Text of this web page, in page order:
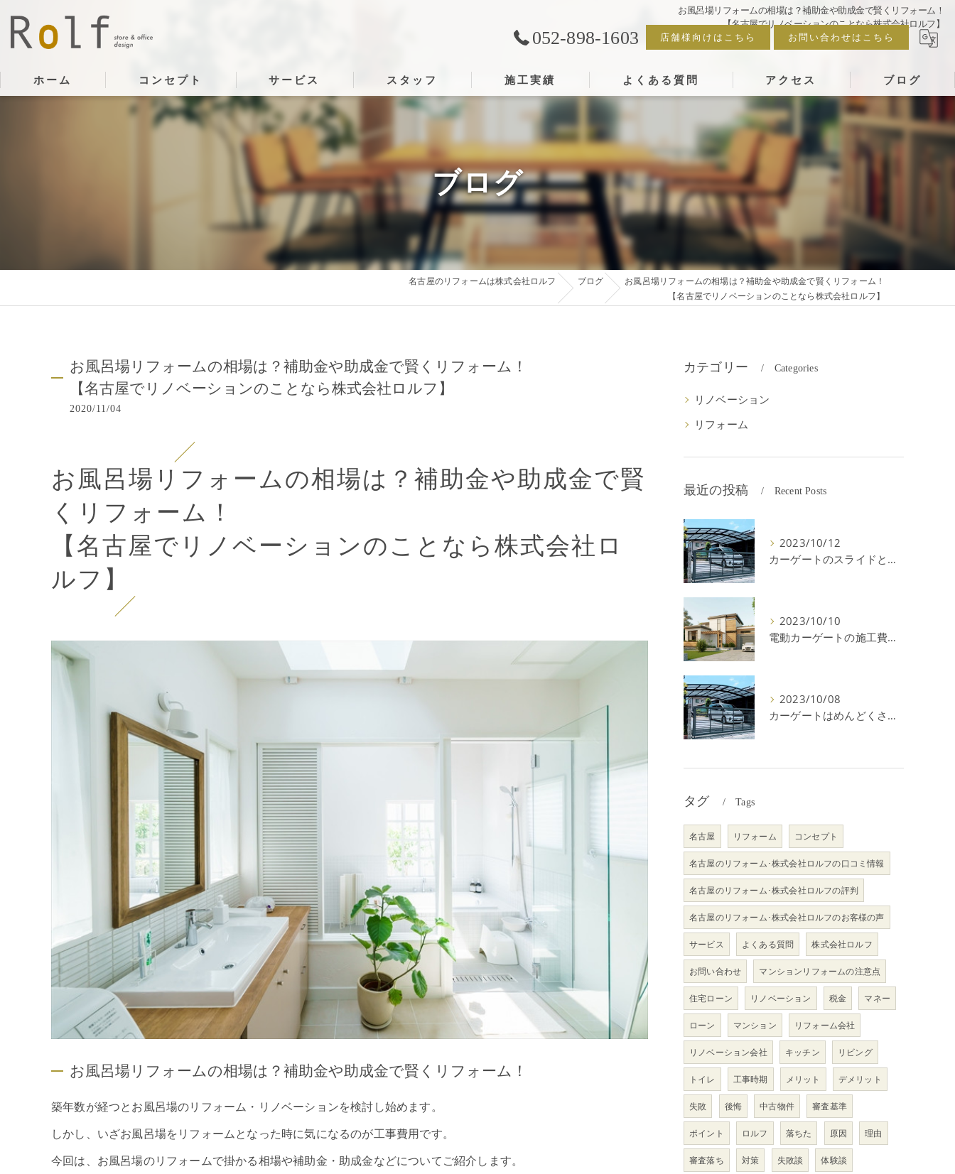
お風呂場リフォームの相場は？補助金や助成金で賢くリフォーム！
【名古屋でリノベーションのことなら株式会社ロルフ】
052-898-1603 店舗様向けはこちら お問い合わせはこちら
ホーム コンセプト サービス スタッフ 施工実績 よくある質問 アクセス ブログ
ブログ
名古屋のリフォームは株式会社ロルフ ブログ
お風呂場リフォームの相場は？補助金や助成金で賢くリフォーム！
【名古屋でリノベーションのことなら株式会社ロルフ】
お風呂場リフォームの相場は？補助金や助成金で賢くリフォーム！
【名古屋でリノベーションのことなら株式会社ロルフ】
2020/11/04
お風呂場リフォームの相場は？補助金や助成金で賢
くリフォーム！
【名古屋でリノベーションのことなら株式会社ロ
ルフ】
お風呂場リフォームの相場は？補助金や助成金で賢くリフォーム！
築年数が経つとお風呂場のリフォーム・リノベーションを検討し始めます。
しかし、いざお風呂場をリフォームとなった時に気になるのが工事費用です。
今回は、お風呂場のリフォームで掛かる相場や補助金・助成金などについてご紹介します。
カテゴリー Categories
リノベーション
リフォーム
最近の投稿 Recent Posts
2023/10/12
カーゲートのスライドと跳ね上げの違いやメリットデメリットを解説！
2023/10/10
電動カーゲートの施工費用はいくら？耐用年数や注意点を解説！
2023/10/08
カーゲートはめんどくさい＆後悔？メリット・デメリットを解説！
タグ Tags
名古屋 リフォーム コンセプト
名古屋のリフォーム･株式会社ロルフの口コミ情報
名古屋のリフォーム･株式会社ロルフの評判
名古屋のリフォーム･株式会社ロルフのお客様の声
サービス よくある質問 株式会社ロルフ
お問い合わせ マンションリフォームの注意点
住宅ローン リノベーション 税金 マネー
ローン マンション リフォーム会社
リノベーション会社 キッチン リビング
トイレ 工事時期 メリット デメリット
失敗 後悔 中古物件 審査基準
ポイント ロルフ 落ちた 原因 理由
審査落ち 対策 失敗談 体験談